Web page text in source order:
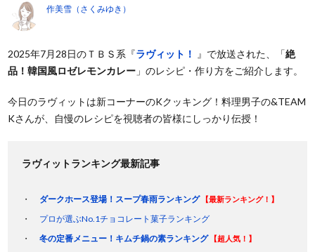
作美雪（さくみゆき）
2025年7月28日のＴＢＳ系『ラヴィット！ 』で放送された、「絶
品！韓国風ロゼレモンカレー 」のレシピ・作り方をご紹介します。
今日のラヴィットは新コーナーのKクッキング！料理男子の&TEAM
Kさんが、自慢のレシピを視聴者の皆様にしっかり伝授！
ラヴィットランキング最新記事
ダークホース登場！スープ春雨ランキング 【最新ランキング！】
プロが選ぶNo.1チョコレート菓子ランキング
冬の定番メニュー！キムチ鍋の素ランキング
【超人気！】